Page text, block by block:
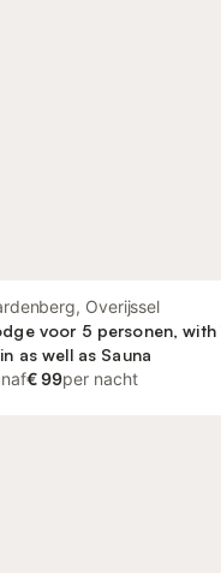
Overijssel
voor 5 personen, with
as well as Sauna
€ 99per nacht